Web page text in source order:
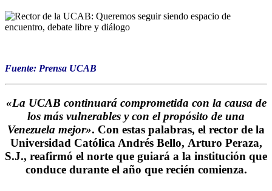
Fuente: Prensa UCAB
«La UCAB continuará comprometida con la causa de
los más vulnerables y con el propósito de una
Venezuela mejor». Con estas palabras, el rector de la
Universidad Católica Andrés Bello, Arturo Peraza,
S.J., reafirmó el norte que guiará a la institución que
conduce durante el año que recién comienza.